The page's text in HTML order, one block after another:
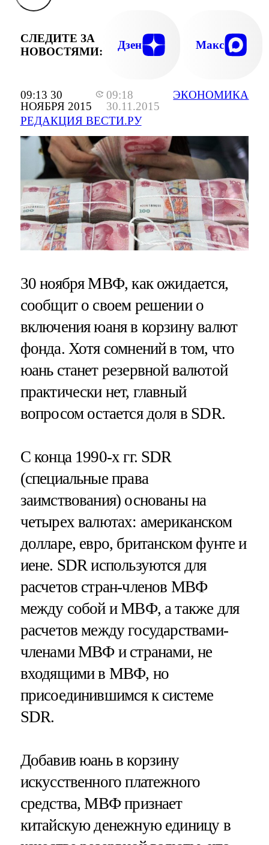
09:13 30
НОЯБРЯ 2015
09:18
30.11.2015
РЕДАКЦИЯ ВЕСТИ.РУ
ЭКОНОМИКА
СЛЕДИТЕ ЗА
НОВОСТЯМИ:
Дзен Макс
30 ноября МВФ, как ожидается,
сообщит о своем решении о
включения юаня в корзину валют
фонда. Хотя сомнений в том, что
юань станет резервной валютой
практически нет, главный
вопросом остается доля в SDR.
С конца 1990-х гг. SDR
(специальные права
заимствования) основаны на
четырех валютах: американском
долларе, евро, британском фунте и
иене. SDR используются для
расчетов стран-членов МВФ
между собой и МВФ, а также для
расчетов между государствами-
членами МВФ и странами, не
входящими в МВФ, но
присоединившимся к системе
SDR.
Добавив юань в корзину
искусственного платежного
средства, МВФ признает
китайскую денежную единицу в